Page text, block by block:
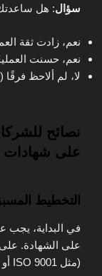
سؤال: هل
نعم، زادت ثقة
نعم، حسنت العمليات
لا، لم ألاحظ فرقًا (10%)
نصائح
على شهادات
التخطيط
في البداية،
على الشهادة.
(مثل ISO 9001 أو ISO 37001) بناءً على احتياجات السوق.